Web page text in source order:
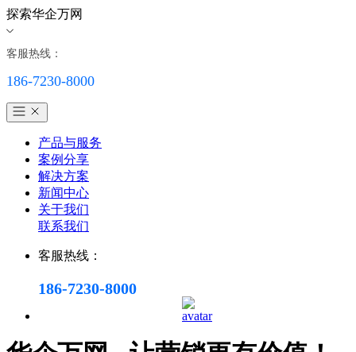
探索华企万网
客服热线：
186-7230-8000
产品与服务
案例分享
解决方案
新闻中心
关于我们
联系我们
客服热线：
186-7230-8000